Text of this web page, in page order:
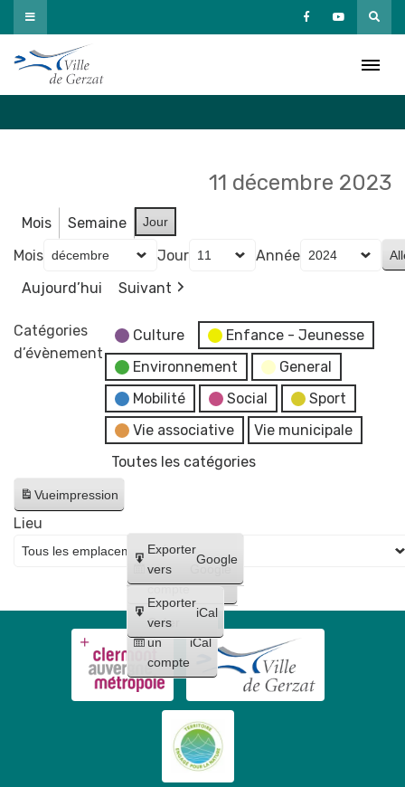
Passer
au
contenu
11 décembre 2023
Mois Semaine Jour
Mois Jour
Année
Aujourd’hui
Suivant
Catégories
d’évènement
Culture
Enfance - Jeunesse
Environnement
General
Mobilité
Social
Sport
Vie associative
Vie municipale
Toutes les catégories
Vueimpression
Créer
un
compte
Google
Créer
un
compte
iCal
Exporter
vers
Google
Exporter
vers
iCal
Lieu